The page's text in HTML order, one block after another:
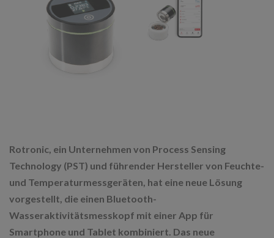
Rotronic, ein Unternehmen von Process Sensing
Technology (PST) und führender Hersteller von Feuchte-
und Temperaturmessgeräten, hat eine neue Lösung
vorgestellt, die einen Bluetooth-
Wasseraktivitätsmesskopf mit einer App für
Smartphone und Tablet kombiniert. Das neue